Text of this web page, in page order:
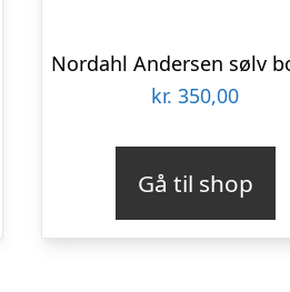
kr. 350,00
Gå til shop